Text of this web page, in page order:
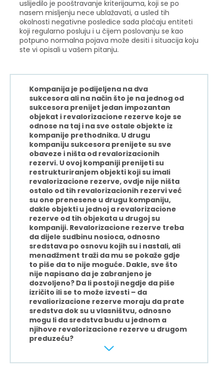
uslijedilo je pooštravanje kriterijauma, koji se po
nasem misljenju nece ublažavati, a usled tih
okolnosti negativne posledice sada plaćaju entiteti
koji regularno posluju i u čijem poslovanju se kao
potpuno normalna pojava može desiti i situacija koju
ste vi opisali u vašem pitanju.
Kompanija je podijeljena na dva
sukcesora ali na način što je na jednog od
sukcesora prenijet jedan impozantan
objekat i revalorizacione rezerve koje se
odnose na taj i na sve ostale objekte iz
kompanije prethodnika. U drugu
kompaniju sukcesora prenijete su sve
obaveze i ništa od revalorizacionih
rezervi. U ovoj kompaniji prenijeti su
restrukturiranjem objekti koji su imali
revalorizacione rezerve, ovdje nije ništa
ostalo od tih revalorizacionih rezervi već
su one prenesene u drugu kompaniju,
dakle objekti u jednoj a revalorizacione
rezerve od tih objekata u drugoj su
kompaniji. Revalorizacione rezerve treba
da dijele sudbinu nosioca, odnosno
sredstava po osnovu kojih su i nastali, ali
menadžment traži da mu se pokaže gdje
to piše da to nije moguće. Dakle, sve što
nije napisano da je zabranjeno je
dozvoljeno? Da li postoji negdje da piše
izričito ili se to može izvesti – da
revaliorizacione rezerve moraju da prate
sredstva dok su u vlasništvu, odnosno
mogu li da sredstva budu u jednom a
njihove revalorizacione rezerve u drugom
preduzeću?